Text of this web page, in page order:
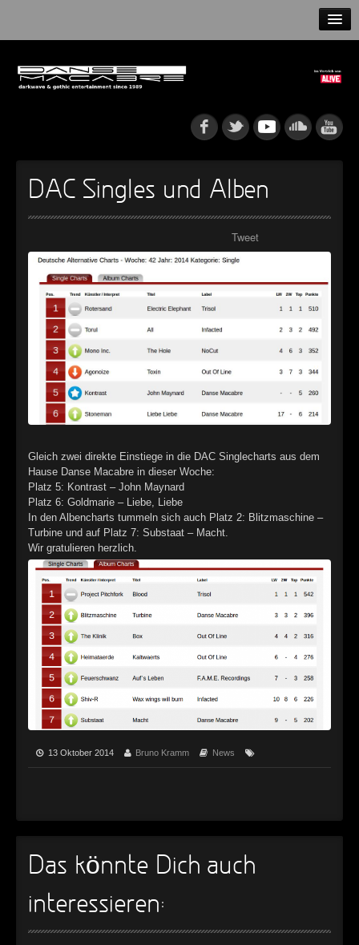
NEWS
Rattenfänger
Dia De Los Muertos
Oberer Totpunkt
Alltag macht tot
Oberer Totpunkt
► Maschinenherz
Oberer Totpunkt
► Der Siebte Tag
Oberer Totpunkt
► Langfristig gesehen (sind wir alle tot)
Oberer Totpunkt
► Blutmond
Oberer Totpunkt
► Totentanz
Oberer Totpunkt
Zeit verfliegt
Oberer Totpunkt
Geisterfahrt
Oberer Totpunkt
► Gevatter Tod
►
►
DAC Singles und Alben
Tweet
Gleich zwei direkte Einstiege in die DAC Singlecharts aus dem
Hause Danse Macabre in dieser Woche:
Platz 5: Kontrast – John Maynard
Platz 6: Goldmarie – Liebe, Liebe
In den Albencharts tummeln sich auch Platz 2: Blitzmaschine –
Turbine und auf Platz 7: Substaat – Macht.
Wir gratulieren herzlich.
13 Oktober 2014 Bruno Kramm News
Das könnte Dich auch
interessieren: